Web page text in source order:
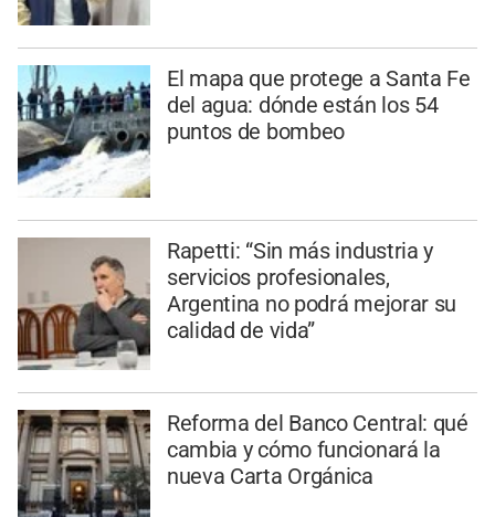
El mapa que protege a Santa Fe
del agua: dónde están los 54
puntos de bombeo
Rapetti: “Sin más industria y
servicios profesionales,
Argentina no podrá mejorar su
calidad de vida”
Reforma del Banco Central: qué
cambia y cómo funcionará la
nueva Carta Orgánica